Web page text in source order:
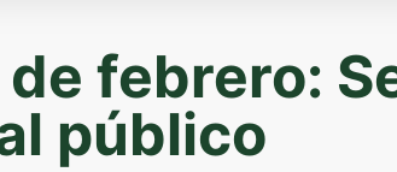
febrero:
público